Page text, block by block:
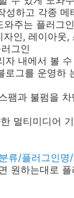
성하고 각종 메
와주는 플러그인
자인, 레이아웃,
그인
자 내에서 볼
로그를 운영하
팸과 불펌을
멀티미디어
류/플러그인명
원하는대로